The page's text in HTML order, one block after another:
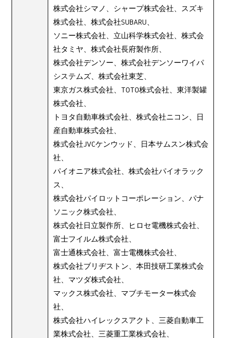
株式会社シマノ、シャープ株式会社、スズキ
株式会社、株式会社SUBARU、
ソニー株式会社、立山科学株式会社、株式会
社タミヤ、株式会社長府製作所、
株式会社デンソー、株式会社デンソーワイパ
システムズ、株式会社東芝、
東京ガス株式会社、TOTO株式会社、東洋製罐
株式会社、
トヨタ自動車株式会社、株式会社ニコン、日
産自動車株式会社、
株式会社JVCケンウッド、日本サムスン株式会
社、
パイオニア株式会社、株式会社パイオラック
ス、
株式会社パイロットコーポレーション、パナ
ソニック株式会社、
株式会社日立製作所、ヒロセ電機株式会社、
富士フイルム株式会社、
富士通株式会社、富士電機株式会社、
株式会社ブリヂストン、本田技研工業株式会
社、マツダ株式会社、
マックス株式会社、マブチモーター株式会
社、
株式会社ハイレックスアクト、三菱自動車工
業株式会社、三菱重工業株式会社、